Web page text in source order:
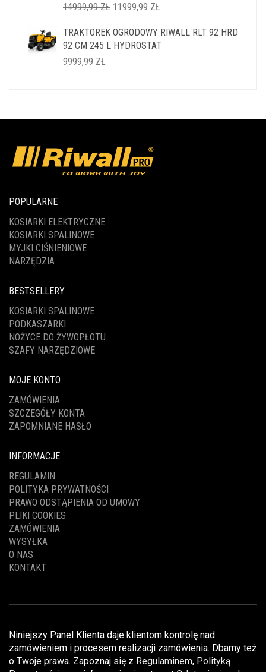
14999,99ZŁ PIERWOTNA
WYNOSIŁA:
14999,99 ZŁ.
11999,99 ZŁ
WYNOSI:
11999,99 ZŁ.
TRAKTOREK OGRODOWY RIWALL RLT 92 HRD
92 CM 245 L HYDROSTAT
9999,99 ZŁ
POPULARNE
KOSIARKI ELEKTRYCZNE
KOSIARKI SPALINOWE
MYJKI CIŚNIENIOWE
NARZĘDZIA
BESTSELLERY
KOSIARKI SPALINOWE
PODKASZARKI
NOŻYCE DO ŻYWOPŁOTU
SZAFY NARZĘDZIOWE
MOJE KONTO
ZAMÓWIENIA
SZCZEGÓŁY KONTA
ZAPOMNIANE HASŁO
INFORMACJE
REGULAMIN
POLITYKA PRYWATNOŚCI
PRAWO ODSTĄPIENIA OD UMOWY
PLIKI COOKIES
ZAMÓWIENIA
WYSYŁKA
O NAS
KONTAKT
Niniejszy Panel Klienta daje klientom kontrolę nad
zamówieniem i procesem realizacji zamówienia. Dbamy też
o Twoje prawa. Zapoznaj się z Regulaminem, Polityką